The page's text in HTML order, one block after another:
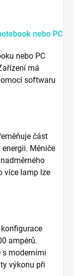
nebo PC
nebo PC
má
softwaru
část
Měniče
více lamp lze
ampérů.
s moderními
výkonu při